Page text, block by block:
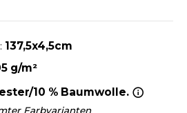
137,5x4,5cm
g/m²
10 % Baumwolle.
Farbvarianten